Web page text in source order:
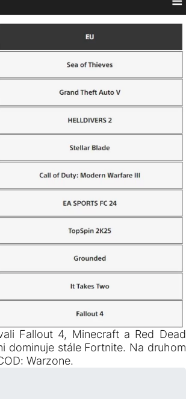
Fallout 4, Minecraft a Red Dead
dominuje stále Fortnite. Na druhom
Warzone.